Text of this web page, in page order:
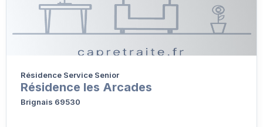
Résidence Service Senior
Résidence les Arcades
Brignais 69530